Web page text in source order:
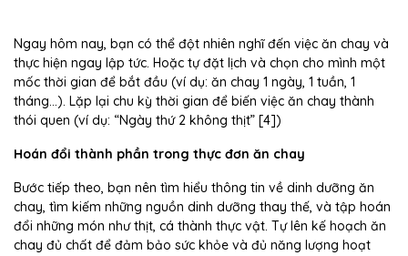
Ngay hôm nay, bạn có thể đột nhiên nghĩ đến việc ăn chay và
thực hiện ngay lập tức. Hoặc tự đặt lịch và chọn cho mình một
mốc thời gian để bắt đầu (ví dụ: ăn chay 1 ngày, 1 tuần, 1
tháng…). Lặp lại chu kỳ thời gian để biến việc ăn chay thành
thói quen (ví dụ: “Ngày thứ 2 không thịt” [4])
Hoán đổi thành phần trong thực đơn ăn chay
Bước tiếp theo, bạn nên tìm hiểu thông tin về dinh dưỡng ăn
chay, tìm kiếm những nguồn dinh dưỡng thay thế, và tập hoán
đổi những món như thịt, cá thành thực vật. Tự lên kế hoạch ăn
chay đủ chất để đảm bảo sức khỏe và đủ năng lượng hoạt